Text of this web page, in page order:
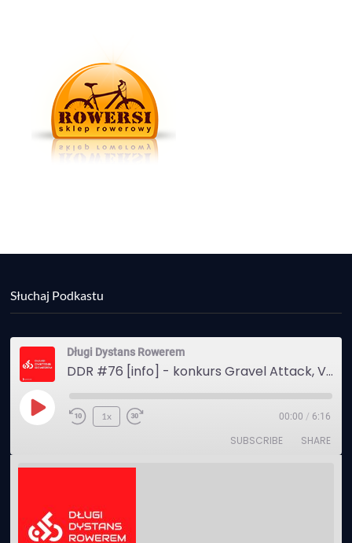
Słuchaj Podkastu
Długi Dystans Rowerem
DDR #76 [info] - konkurs Gravel Attack, Varmia Gravel, Bike Expo, Inspire India Ultra Race
Play
1x 00:00 / 6:16
SUBSCRIBE SHARE